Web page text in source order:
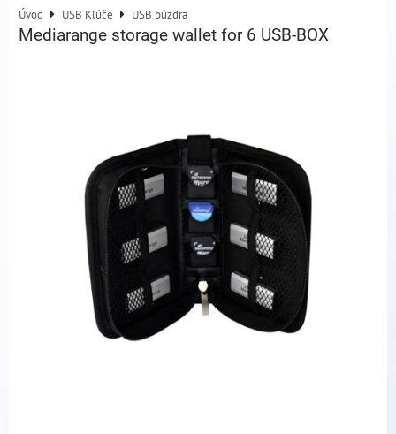
Úvod USB Kľúče USB púzdra
Mediarange storage wallet for 6 USB-BOX